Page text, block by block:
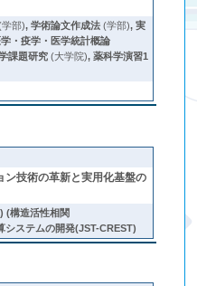
学部),学術論文作成法 (学部),実
・疫学・医学統計概論
課題研究 (大学院),薬科学演習1
ン技術の革新と実用化基盤の
(構造活性相関
ステムの開発(JST-CREST)